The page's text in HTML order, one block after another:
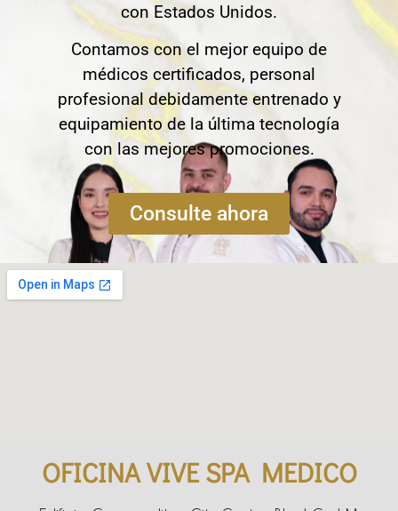
con Estados Unidos.
Contamos con el mejor equipo de
médicos certificados, personal
profesional debidamente entrenado y
equipamiento de la última tecnología
con las mejores promociones.
Consulte ahora
OFICINA VIVE SPA MEDICO